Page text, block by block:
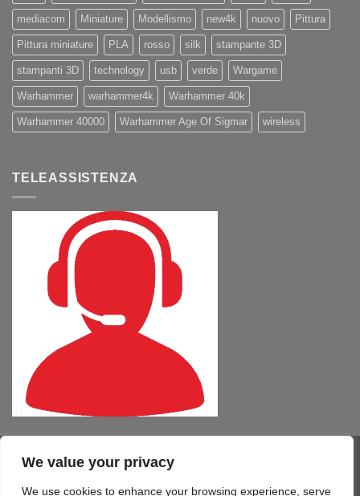
We value your privacy
We use cookies to enhance your browsing experience, serve
mediacom Miniature Modellismo new4k nuovo Pittura
Pittura miniature PLA rosso silk stampante 3D
stampanti 3D technology usb verde Wargame
Warhammer warhammer4k Warhammer 40k
Warhammer 40000 Warhammer Age Of Sigmar wireless
TELEASSISTENZA
Visa PayPal MasterCard
COMPUTER – TABLET – SMARTPHONE SOFTWARE SERVIZI